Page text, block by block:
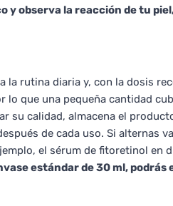
y observa la reacción de tu
la rutina diaria y, con la dosis
lo que una pequeña cantidad
su calidad, almacena el
de cada uso. Si alternas
el sérum de fitoretinol en
estándar de 30 ml,